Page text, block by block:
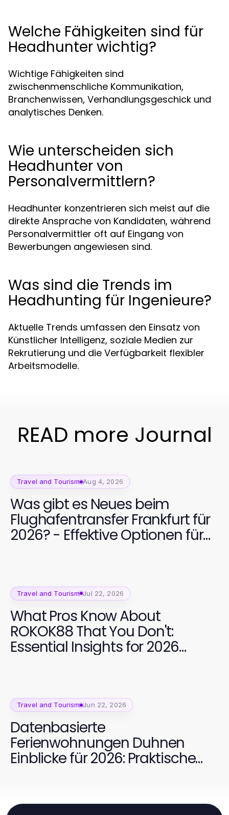
Welche Fähigkeiten sind für
Headhunter wichtig?
Wichtige Fähigkeiten sind
zwischenmenschliche Kommunikation,
Branchenwissen, Verhandlungsgeschick und
analytisches Denken.
Wie unterscheiden sich
Headhunter von
Personalvermittlern?
Headhunter konzentrieren sich meist auf die
direkte Ansprache von Kandidaten, während
Personalvermittler oft auf Eingang von
Bewerbungen angewiesen sind.
Was sind die Trends im
Headhunting für Ingenieure?
Aktuelle Trends umfassen den Einsatz von
Künstlicher Intelligenz, soziale Medien zur
Rekrutierung und die Verfügbarkeit flexibler
Arbeitsmodelle.
READ more Journal
Travel and Tourism Aug 4, 2026
Was gibt es Neues beim
Flughafentransfer Frankfurt für
2026? - Effektive Optionen für
Travel and Tourism Jul 22, 2026
What Pros Know About
ROKOK88 That You Don't:
Essential Insights for 2026
Travel and Tourism Jun 22, 2026
Datenbasierte
Ferienwohnungen Duhnen
Einblicke für 2026: Praktische